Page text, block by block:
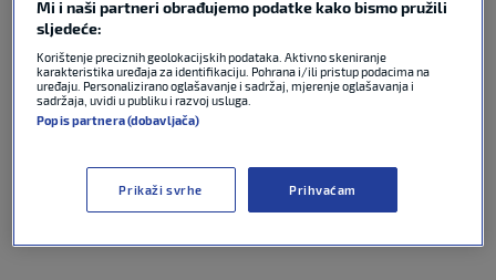
Mi i naši partneri obrađujemo podatke kako bismo pružili
sljedeće:
Korištenje preciznih geolokacijskih podataka. Aktivno skeniranje
karakteristika uređaja za identifikaciju. Pohrana i/ili pristup podacima na
uređaju. Personalizirano oglašavanje i sadržaj, mjerenje oglašavanja i
sadržaja, uvidi u publiku i razvoj usluga.
Popis partnera (dobavljača)
Prikaži svrhe Prihvaćam